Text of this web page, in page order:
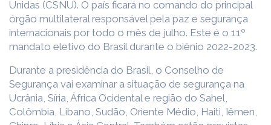
Unidas (CSNU). O país ficará no comando do principal
órgão multilateral responsável pela paz e segurança
internacionais por todo o mês de julho. Este é o 11º
mandato eletivo do Brasil durante o biênio 2022-2023.
Durante a presidência do Brasil, o Conselho de
Segurança vai examinar a situação de segurança na
Ucrânia, Síria, África Ocidental e região do Sahel,
Colômbia, Líbano, Sudão, Oriente Médio, Haiti, Iêmen,